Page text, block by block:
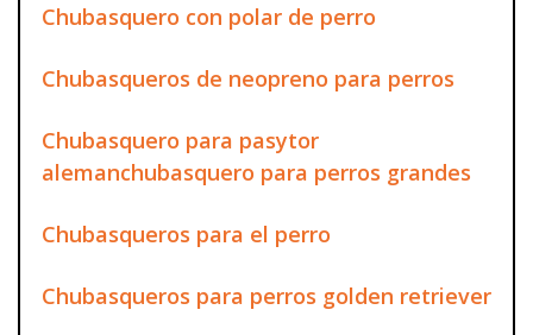
Chubasquero con polar de perro
Chubasqueros de neopreno para perros
Chubasquero para pasytor
alemanchubasquero para perros grandes
Chubasqueros para el perro
Chubasqueros para perros golden retriever